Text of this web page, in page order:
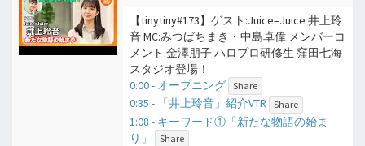
【tinytiny#173】ゲスト:Juice=Juice 井上玲
音 MC:みつばちまき・中島卓偉 メンバーコ
メント:金澤朋子 ハロプロ研修生 窪田七海
スタジオ登場！
0:00 - オープニング Share
0:35 - 「井上玲音」紹介VTR Share
1:08 - キーワード①「新たな物語の始ま
り」
Share